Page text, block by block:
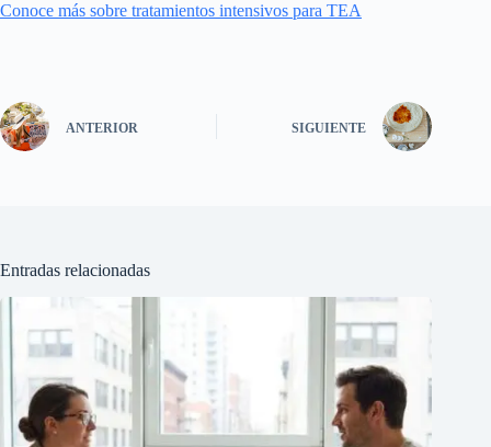
Conoce más sobre tratamientos intensivos para TEA
ANTERIOR SIGUIENTE
Entradas relacionadas